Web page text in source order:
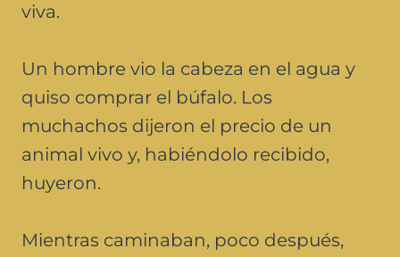
viva.
Un hombre vio la cabeza en el agua y
quiso comprar el búfalo. Los
muchachos dijeron el precio de un
animal vivo y, habiéndolo recibido,
huyeron.
Mientras caminaban, poco después,